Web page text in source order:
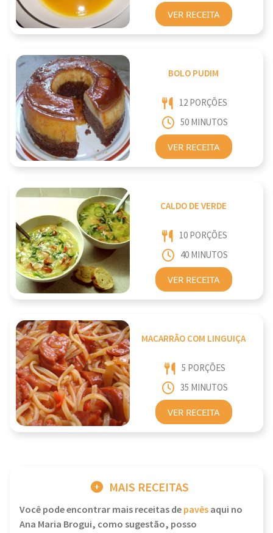
VER RECEITA
BOLO PUDIM
12 PORÇÕES
50 MINUTOS
VER RECEITA
CALDO DE VERDE
10 PORÇÕES
40 MINUTOS
VER RECEITA
MACARRÃO COM LINGUIÇA
5 PORÇÕES
35 MINUTOS
VER RECEITA
MAIS RECEITAS
Você pode encontrar mais receitas depavêsaqui no
Ana Maria Brogui, como sugestão, posso